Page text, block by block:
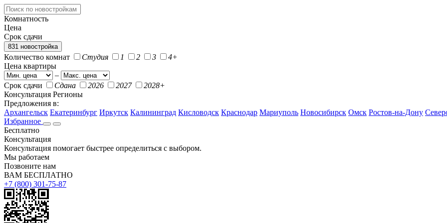
Комнатность
Цена
Срок сдачи
831 новостройка
Количество комнат Студия 1 2 3
4+
Цена квартиры
–
Срок сдачи
Сдана 2026 2027
2028+
Консультация Регионы
Предложения в:
Архангельск Екатеринбург Иркутск Калининград Кисловодск Краснодар Мариуполь Новосибирск Омск Ростов-на-Дону
Избранное
Бесплатно
Консультация
Консультация помогает быстрее определиться с выбором.
Мы работаем
Позвоните нам
ВАМ БЕСПЛАТНО
+7 (800) 301-75-87